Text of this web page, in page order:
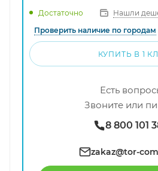
Достаточно
Нашли
Проверить наличие по городам
КУПИТЬ В 1
Есть
Звоните или
8 800 101
zakaz@tor-